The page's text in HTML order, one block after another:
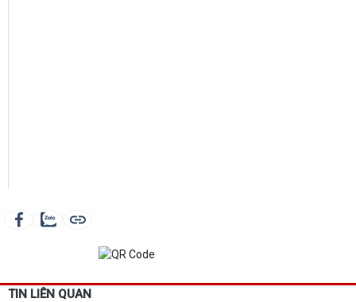
TIN LIÊN QUAN